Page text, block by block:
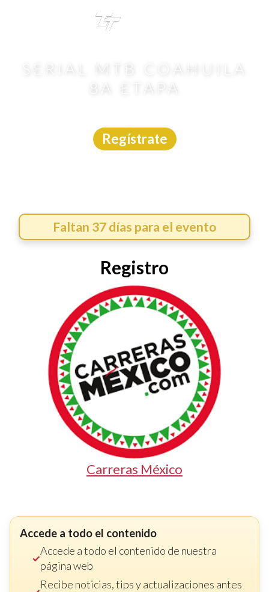
SERIAL MTB COAHUILA
Regístrate
Faltan 37 días para el evento
Registro
Carreras México
Accede a todo el contenido
Accede a todo el contenido de nuestra
página web
Recibe noticias, tips y actualizaciones antes